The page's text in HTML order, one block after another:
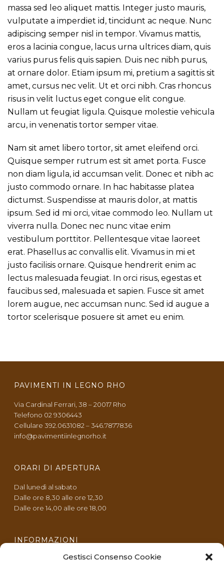
Gestisci Consenso Cookie
massa sed leo aliquet mattis. Integer justo mauris,
vulputate a imperdiet id, tincidunt ac neque. Nunc
adipiscing semper nisl in tempor. Vivamus mattis,
eros a lacinia congue, lacus urna ultrices diam, quis
varius purus felis quis sapien. Duis nec nibh purus,
at ornare dolor. Etiam ipsum mi, pretium a sagittis sit
amet, cursus nec velit. Ut et orci nibh. Cras rhoncus
risus in velit luctus eget congue elit congue.
Nullam ut feugiat ligula. Quisque molestie vehicula
arcu, in venenatis tortor semper vitae.
Nam sit amet libero tortor, sit amet eleifend orci.
Quisque semper rutrum est sit amet porta. Fusce
non diam ligula, id accumsan velit. Donec et nibh ac
justo commodo ornare. In hac habitasse platea
dictumst. Suspendisse at mauris dolor, at mattis
ipsum. Sed id mi orci, vitae commodo leo. Nullam ut
viverra nulla. Donec nec nunc vitae enim
vestibulum porttitor. Pellentesque vitae laoreet
erat. Phasellus ac convallis elit. Vivamus in mi et
justo facilisis ornare. Quisque hendrerit enim ac
lectus malesuada feugiat. In orci risus, egestas et
faucibus sed, malesuada et sapien. Fusce sit amet
lorem augue, nec accumsan nunc. Sed id augue a
tortor scelerisque posuere sit amet eu enim.
PAVIMENTI IN LEGNO RHO
Via Cardinal Ferrari, 38 – 20017 Rho
Telefono 02 9306443
Cellulare 392.0631082 – 346.7877836
info@pavimentiinlegnorho.it
ORARI DI APERTURA
Dal lunedì al sabato
Dalle ore 8,30 alle ore 12,30
Dalle ore 14,00 alle ore 18,00
INFORMAZIONI
Privacy & cookie policy